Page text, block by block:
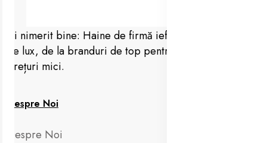
Ai nimerit bine: Haine de firmă ieftine, vestimentație
de lux, de la branduri de top pentru femei, barbați la
prețuri mici.
Despre Noi
Despre Noi